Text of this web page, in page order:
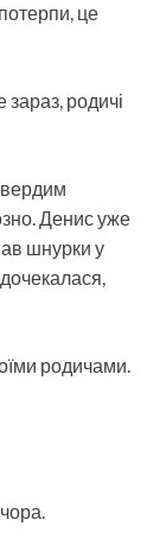
це
родичі
Денис уже
шнурки у
родичами.